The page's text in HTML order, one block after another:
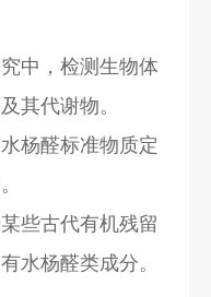
中，检测生物体
其代谢物。
杨醛标准物质定
某些古代有机残留
水杨醛类成分。